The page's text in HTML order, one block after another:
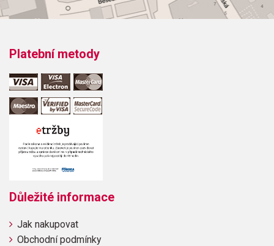
Platební metody
Důležité informace
Jak nakupovat
Obchodní podmínky